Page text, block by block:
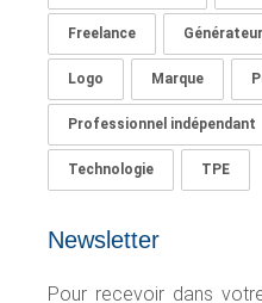
Freelance
Logo Marque
Professionnel indépendant
Technologie TPE
Newsletter
Pour recevoir dans